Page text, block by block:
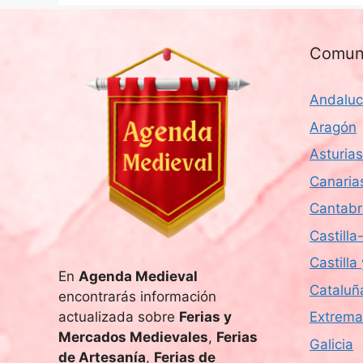
En Agenda Medieval
encontrarás información
actualizada sobre Ferias y
Mercados Medievales, Ferias
de Artesanía, Ferias de
Aragón
Asturias
Castilla
Galicia